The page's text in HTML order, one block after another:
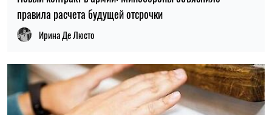
21:31, 05.08.2026
65% поврежденных энергообъектов
Николай Потика